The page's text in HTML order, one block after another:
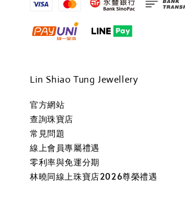
Lin Shiao Tung Jewellery
官方網站
查詢珠寶店
常見問題
線上會員專屬禮遇
零利率與免運分期
林曉同線上珠寶店2026尊榮禮遇